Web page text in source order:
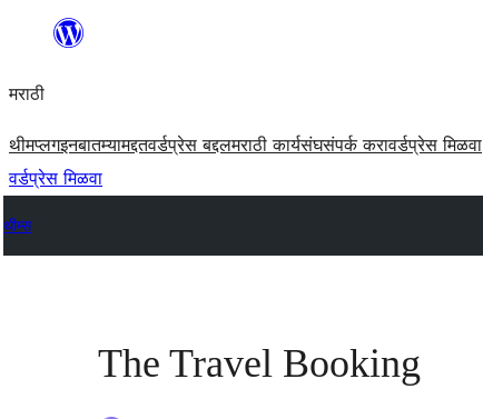
सामुग्रीवर
मराठी
थीमप्लगइनबातम्यामद्दतवर्डप्रेस बद्दलमराठी कार्यसंघसंपर्क करावर्डप्रेस मिळवा
वर्डप्रेस मिळवा
थीम्स
The Travel Booking